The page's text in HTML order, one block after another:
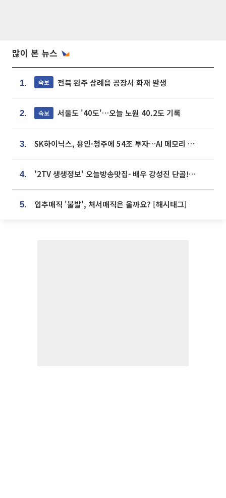
많이 본 뉴스
1. 속보 전북 완주 삼례읍 공장서 화재 발생
2. 속보 서울도 '40도'…오늘 노원 40.2도 기록
3. SK하이닉스, 용인·청주에 54조 투자…AI 메모리 생산기지 키운다
4. '2TV 생생정보' 오늘방송맛집- 배우 강성진 단골! 쌀국수ㆍ푸팟퐁 커리 맛집 '블○○○'
5. 입추매직 '불발', 처서매직은 올까요? [해시태그]